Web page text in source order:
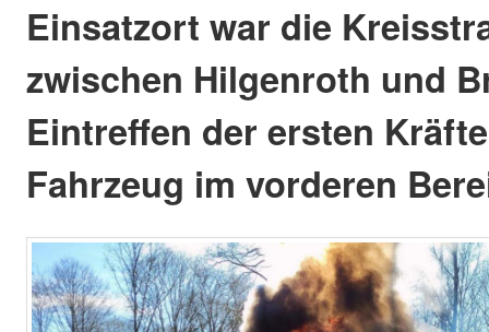
Einsatzort war die
zwischen Hilgenroth und
Eintreffen der ersten
Fahrzeug im vorderen